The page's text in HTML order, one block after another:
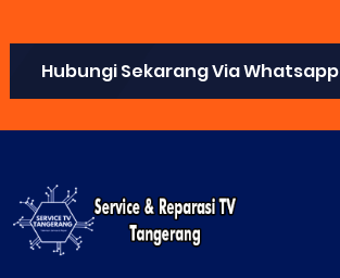
Hubungi Sekarang Via Whatsapp